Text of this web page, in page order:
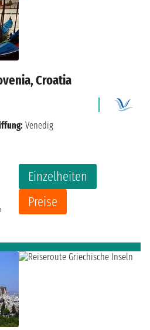
Croatia
Einzelheiten
Preise
Venedig